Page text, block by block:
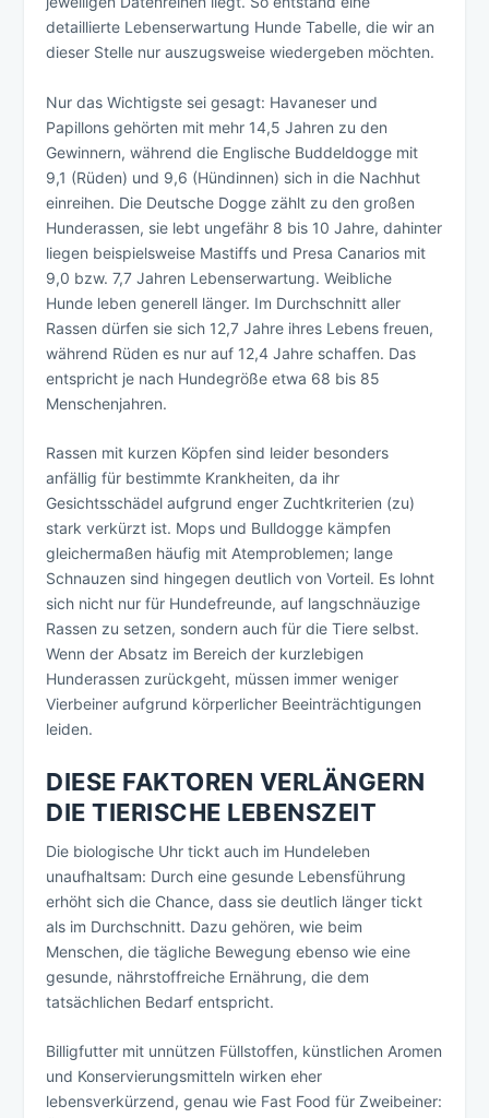
detaillierte Lebenserwartung Hunde Tabelle, die wir an
dieser Stelle nur auszugsweise wiedergeben möchten.
Nur das Wichtigste sei gesagt: Havaneser und
Papillons gehörten mit mehr 14,5 Jahren zu den
Gewinnern, während die Englische Buddeldogge mit
9,1 (Rüden) und 9,6 (Hündinnen) sich in die Nachhut
einreihen. Die Deutsche Dogge zählt zu den großen
Hunderassen, sie lebt ungefähr 8 bis 10 Jahre, dahinter
liegen beispielsweise Mastiffs und Presa Canarios mit
9,0 bzw. 7,7 Jahren Lebenserwartung. Weibliche
Hunde leben generell länger. Im Durchschnitt aller
Rassen dürfen sie sich 12,7 Jahre ihres Lebens freuen,
während Rüden es nur auf 12,4 Jahre schaffen. Das
entspricht je nach Hundegröße etwa 68 bis 85
Menschenjahren.
Rassen mit kurzen Köpfen sind leider besonders
anfällig für bestimmte Krankheiten, da ihr
Gesichtsschädel aufgrund enger Zuchtkriterien (zu)
stark verkürzt ist. Mops und Bulldogge kämpfen
gleichermaßen häufig mit Atemproblemen; lange
Schnauzen sind hingegen deutlich von Vorteil. Es lohnt
sich nicht nur für Hundefreunde, auf langschnäuzige
Rassen zu setzen, sondern auch für die Tiere selbst.
Wenn der Absatz im Bereich der kurzlebigen
Hunderassen zurückgeht, müssen immer weniger
Vierbeiner aufgrund körperlicher Beeinträchtigungen
leiden.
DIESE FAKTOREN VERLÄNGERN
DIE TIERISCHE LEBENSZEIT
Die biologische Uhr tickt auch im Hundeleben
unaufhaltsam: Durch eine gesunde Lebensführung
erhöht sich die Chance, dass sie deutlich länger tickt
als im Durchschnitt. Dazu gehören, wie beim
Menschen, die tägliche Bewegung ebenso wie eine
gesunde, nährstoffreiche Ernährung, die dem
tatsächlichen Bedarf entspricht.
Billigfutter mit unnützen Füllstoffen, künstlichen Aromen
und Konservierungsmitteln wirken eher
lebensverkürzend, genau wie Fast Food für Zweibeiner: